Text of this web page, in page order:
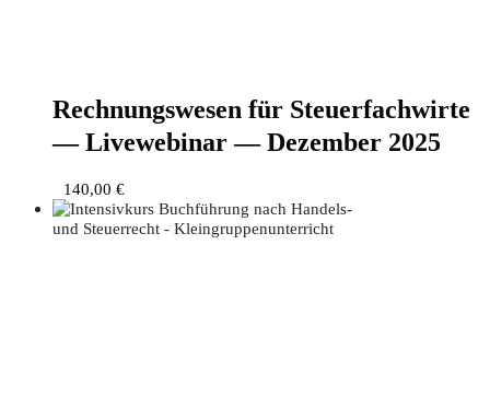
Rech­nungs­we­sen für Steu­er­fach­wir­te
— Live­web­i­nar — Dezem­ber 2025
140,00 €